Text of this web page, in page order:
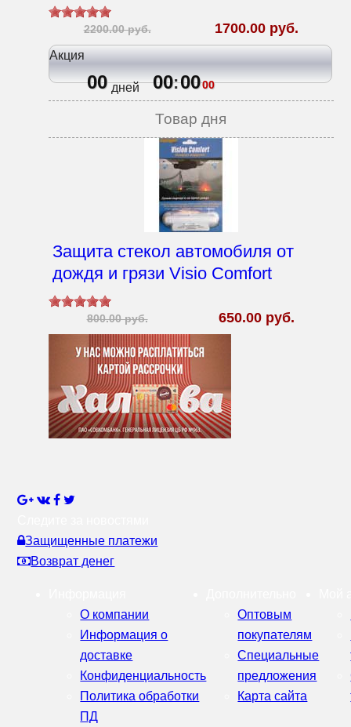
2200.00 руб. 1700.00 руб.
Акция
00 дней 00:0000
Товар дня
Защита стекол автомобиля от
дождя и грязи Visio Comfort
800.00 руб. 650.00 руб.
Защищенные платежи
Возврат денег
О компании
Информация о
доставке
Конфиденциальность
Политика обработки
ПД
Оптовым
покупателям
Специальные
предложения
Карта сайта